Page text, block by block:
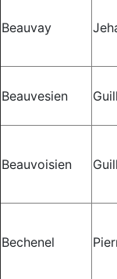
Beauvay
Beauvesien
Beauvoisien
Bechenel